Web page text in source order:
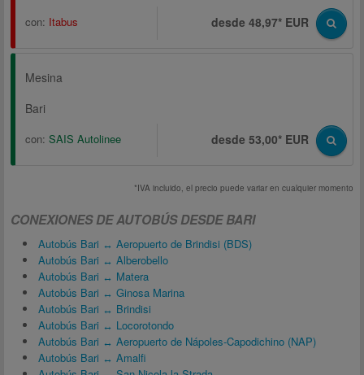
con: Itabus desde 48,97* EUR
Mesina
Bari
con: SAIS Autolinee desde 53,00* EUR
*IVA incluido, el precio puede variar en cualquier momento
CONEXIONES DE AUTOBÚS DESDE BARI
Autobús Bari ↔ Aeropuerto de Brindisi (BDS)
Autobús Bari ↔ Alberobello
Autobús Bari ↔ Matera
Autobús Bari ↔ Ginosa Marina
Autobús Bari ↔ Brindisi
Autobús Bari ↔ Locorotondo
Autobús Bari ↔ Aeropuerto de Nápoles-Capodichino (NAP)
Autobús Bari ↔ Amalfi